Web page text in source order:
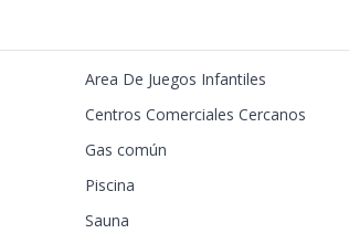
Area De Juegos Infantiles
Centros Comerciales Cercanos
Gas común
Piscina
Sauna